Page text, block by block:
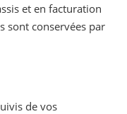
et en facturation
sont conservées par
de vos